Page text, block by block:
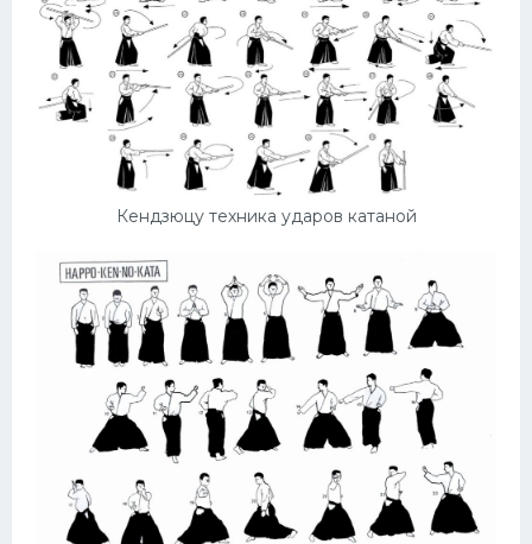
Кендзюцу техника ударов катаной